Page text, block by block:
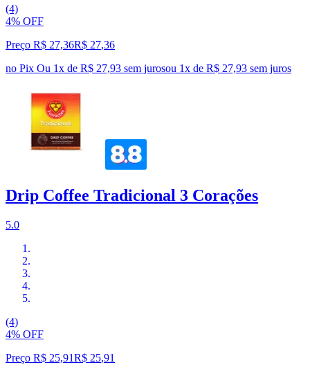
(4)
4% OFF
Preço R$ 27,36R$ 27,36
no Pix Ou 1x de R$ 27,93 sem jurosou 1x de R$ 27,93 sem juros
Drip Coffee Tradicional 3 Corações
5.0
(4)
4% OFF
Preço R$ 25,91R$ 25,91